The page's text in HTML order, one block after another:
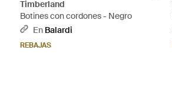
Timberland
Botines con cordones - Negro
En Balardi
REBAJAS